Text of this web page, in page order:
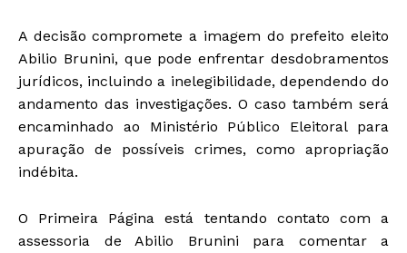
A decisão compromete a imagem do prefeito eleito
Abilio Brunini, que pode enfrentar desdobramentos
jurídicos, incluindo a inelegibilidade, dependendo do
andamento das investigações. O caso também será
encaminhado ao Ministério Público Eleitoral para
apuração de possíveis crimes, como apropriação
indébita.
O Primeira Página está tentando contato com a
assessoria de Abilio Brunini para comentar a